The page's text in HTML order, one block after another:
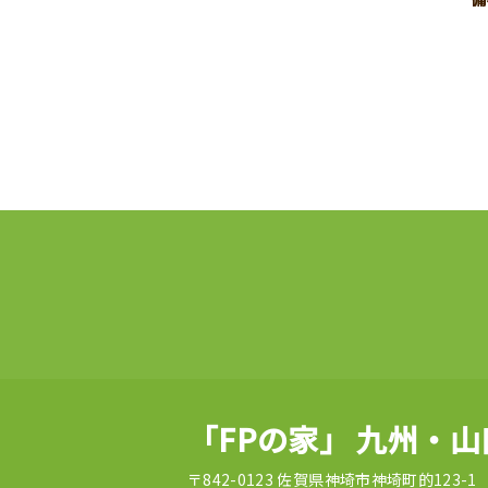
「FPの家」 九州・
〒842-0123 佐賀県神埼市神埼町的123-1